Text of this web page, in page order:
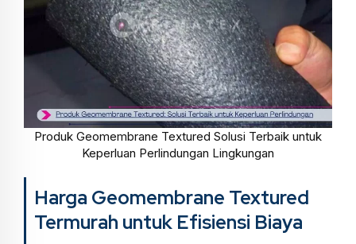
Produk Geomembrane Textured Solusi Terbaik untuk
Keperluan Perlindungan Lingkungan
Harga Geomembrane Textured
Termurah untuk Efisiensi Biaya